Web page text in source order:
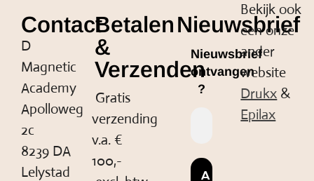
Contact
D
Magnetic
Academy
Apolloweg
2c
8239 DA
Lelystad
Betalen
&
Verzenden
Gratis
verzending
v.a. €
100,-
Nieuwsbrief
Nieuwsbrief
ontvangen
?
Bekijk ook
een onze
ander
website
Drukx &
Epilax